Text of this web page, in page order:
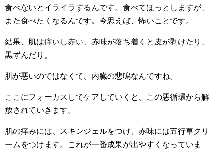
食べないとイライラするんです。食べてほっとしますが、
また食べたくなるんです。今思えば、怖いことです。
結果、肌は痒いし赤い、赤味が落ち着くと皮が剥けたり、
黒ずんだり。
肌が悪いのではなくて、内臓の悲鳴なんですね。
ここにフォーカスしてケアしていくと、この悪循環から解
放されていきます。
肌の痒みには、スキンジェルをつけ、赤味には五行草クリ
ームをつけます。これが一番成果が出やすくなっていま